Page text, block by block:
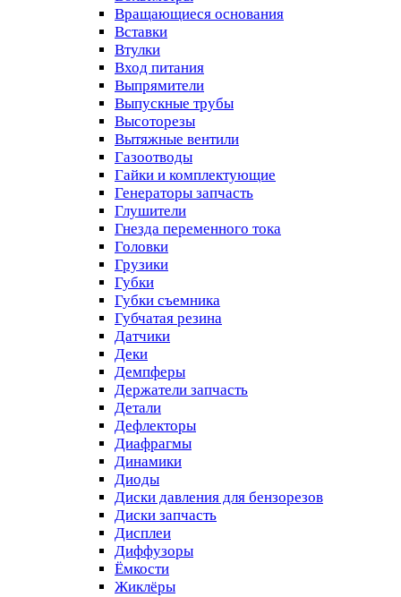
Вращающиеся основания
Вставки
Втулки
Вход питания
Выпрямители
Выпускные трубы
Высоторезы
Вытяжные вентили
Газоотводы
Гайки и комплектующие
Генераторы запчасть
Глушители
Гнезда переменного тока
Головки
Грузики
Губки
Губки съемника
Губчатая резина
Датчики
Деки
Демпферы
Держатели запчасть
Детали
Дефлекторы
Диафрагмы
Динамики
Диоды
Диски давления для бензорезов
Диски запчасть
Дисплеи
Диффузоры
Ёмкости
Жиклёры